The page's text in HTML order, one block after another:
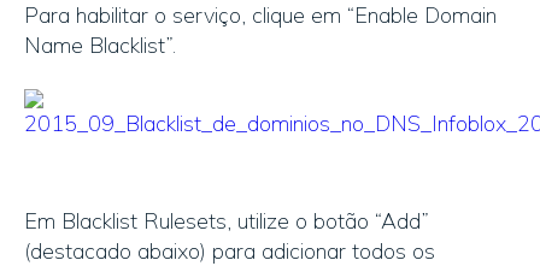
Para habilitar o serviço, clique em “Enable Domain
Name Blacklist”.
Em Blacklist Rulesets, utilize o botão “Add”
(destacado abaixo) para adicionar todos os